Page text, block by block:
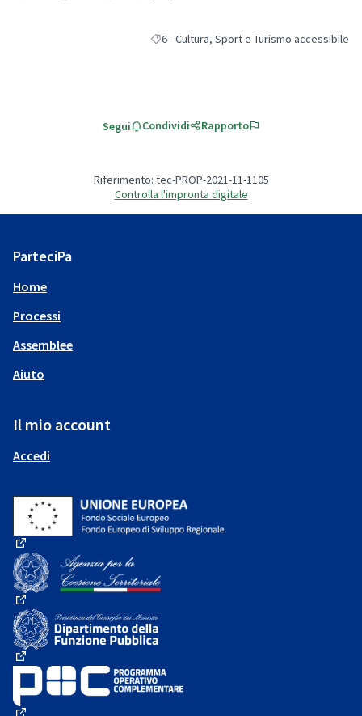
Filtra i risultati per categoria: 6 - Cultura,
6 - Cultura, Sport e Turismo accessibile
Segui Condividi Rapporto
Riferimento: tec-PROP-2021-11-1105
Controlla l'impronta digitale
ParteciPa
Home
Processi
Assemblee
Aiuto
Il mio account
Accedi
(Collegamento esterno)
(Collegamento esterno)
(Collegamento esterno)